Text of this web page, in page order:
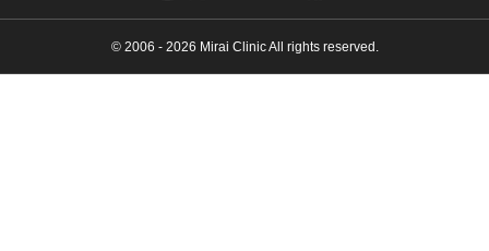
© 2006 - 2026 Mirai Clinic All rights reserved.